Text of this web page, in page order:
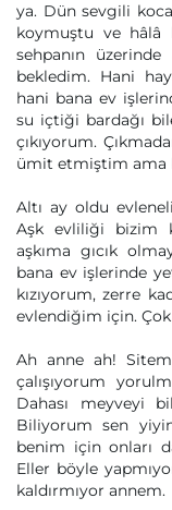
ya. Dün sevgili
koymuştu ve hâlâ
sehpanın üzerinde
bekledim. Hani
hani bana ev
su içtiği bardağı
çıkıyorum.
ümit etmiştim ama
Altı ay oldu
Aşk evliliği bizim
aşkıma gıcık
bana ev işlerinde
kızıyorum, zerre
evlendiğim için.
Ah anne ah!
çalışıyorum
Dahası meyveyi
Biliyorum sen
benim için onları
Eller böyle
kaldırmıyor annem.